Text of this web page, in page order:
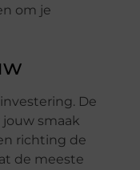
om je
De
smaak
richting de
de meeste